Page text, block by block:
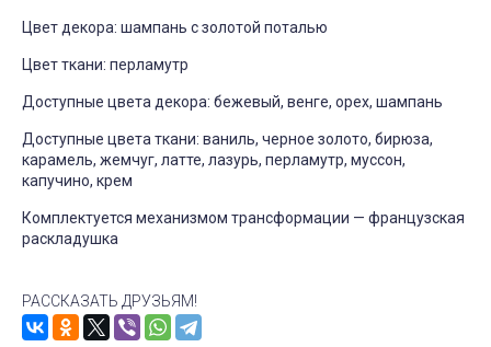
Цвет декора: шампань с золотой поталью
Цвет ткани: перламутр
Доступные цвета декора: бежевый, венге, орех, шампань
Доступные цвета ткани: ваниль, черное золото, бирюза,
карамель, жемчуг, латте, лазурь, перламутр, муссон,
капучино, крем
Комплектуется механизмом трансформации — французская
раскладушка
РАССКАЗАТЬ ДРУЗЬЯМ!